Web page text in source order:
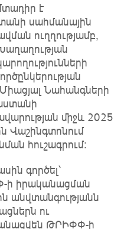
է
սահմանային
ուղղությամբ,
Նահանգների
միջև 2025
Վաշինգտոնում
հուշագրում։
գործել՝
ի իրականացման
անվտանգությանն
ու
ԹՐԻՓՓ-ի